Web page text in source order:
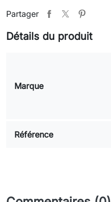
Partager
Détails du produit
Marque
Référence